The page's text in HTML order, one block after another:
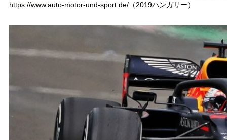
https://www.auto-motor-und-sport.de/（2019ハンガリー）